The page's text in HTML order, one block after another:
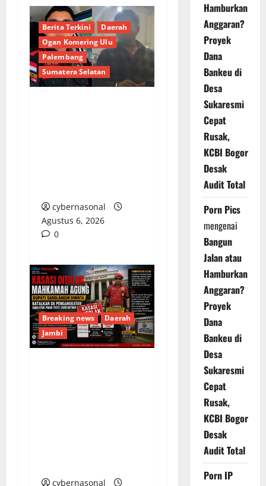
Berita Terkini
Daerah
Ogan Komering Ulu
Palembang
Sumatera Selatan
cybernasonal
Agustus 6, 2026
0
Breaking news
Daerah
Jambi
cybernasonal
Hamburkan
Anggaran?
Proyek
Dana
Bankeu di
Desa
Sukaresmi
Cepat
Rusak,
KCBI Bogor
Desak
Audit Total
Porn Pics
mengenai
Bangun
Jalan atau
Hamburkan
Anggaran?
Proyek
Dana
Bankeu di
Desa
Sukaresmi
Cepat
Rusak,
KCBI Bogor
Desak
Audit Total
Porn IP